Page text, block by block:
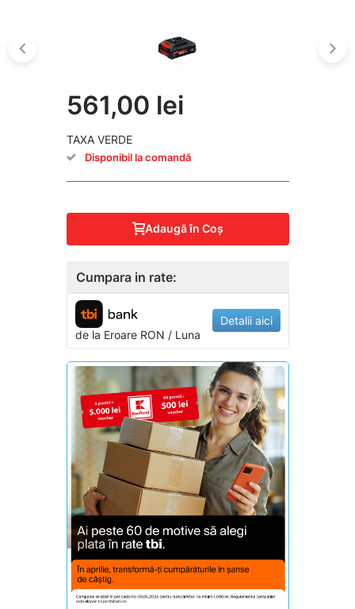
561,00 lei
TAXA VERDE
Disponibil la comandă
Adaugă în Coş
Cumpara in rate:
de la EroareRON / Luna
Detalii aici